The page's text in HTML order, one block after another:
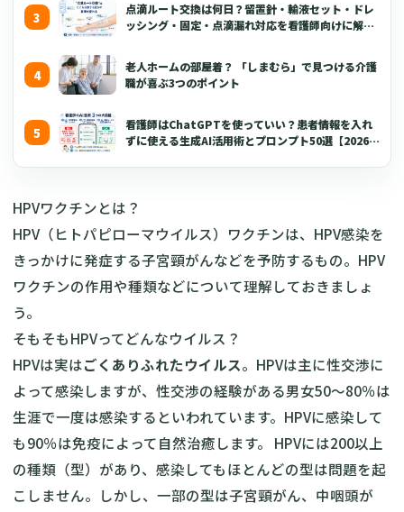
点滴ルート交換は何日？留置針・輸液セット・ドレ
ッシング・固定・点滴漏れ対応を看護師向けに解説
老人ホームの部屋着？ 「しまむら」で見つける介護
職が喜ぶ3つのポイント
看護師はChatGPTを使っていい？患者情報を入れ
ずに使える生成AI活用術とプロンプト50選【2026年
HPVワクチンとは？
HPV（ヒトパピローマウイルス）ワクチンは、HPV感染を
きっかけに発症する子宮頸がんなどを予防するもの。HPV
ワクチンの作用や種類などについて理解しておきましょ
う。
そもそもHPVってどんなウイルス？
HPVは実はごくありふれたウイルス。HPVは主に性交渉に
よって感染しますが、性交渉の経験がある男女50〜80％は
生涯で一度は感染するといわれています。HPVに感染して
も90％は免疫によって自然治癒します。 HPVには200以上
の種類（型）があり、感染してもほとんどの型は問題を起
こしません。しかし、一部の型は子宮頸がん、中咽頭が